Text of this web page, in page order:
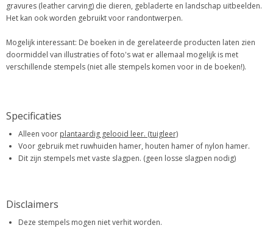
gravures (leather carving) die dieren, gebladerte en landschap uitbeelden.
Het kan ook worden gebruikt voor randontwerpen.
Mogelijk interessant: De boeken in de gerelateerde producten laten zien
doormiddel van illustraties of foto's wat er allemaal mogelijk is met
verschillende stempels (niet alle stempels komen voor in de boeken!).
Specificaties
Alleen voor plantaardig gelooid leer. (tuigleer)
Voor gebruik met ruwhuiden hamer, houten hamer of nylon hamer.
Dit zijn stempels met vaste slagpen. (geen losse slagpen nodig)
Disclaimers
Deze stempels mogen niet verhit worden.